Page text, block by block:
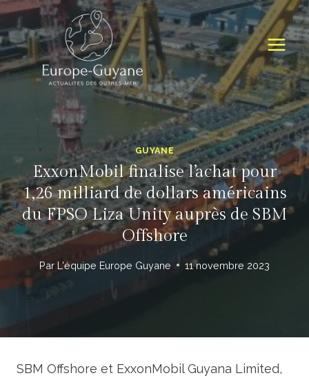
Skip
to
content
GUYANE
ExxonMobil finalise l’achat pour
1,26 milliard de dollars américains
du FPSO Liza Unity auprès de SBM
Offshore
Par L'équipe Europe Guyane 11 novembre 2023
SBM Offshore et ExxonMobil Guyana Limited,